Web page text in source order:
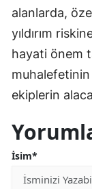
alanlarda,
yıldırım
hayati önem
ekiplerin
İsim*